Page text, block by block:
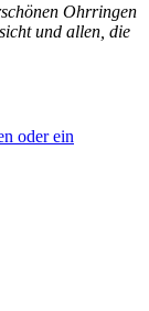
Ohrringen
und allen, die
oder ein